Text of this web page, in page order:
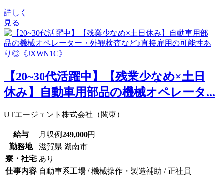
詳しく
見る
【20~30代活躍中】【残業少なめ×土日
休み】自動車用部品の機械オペレータ...
UTエージェント株式会社（関東）
給与 月収例249,000円
勤務地
滋賀県 湖南市
寮・社宅 あり
仕事内容 自動車系工場 / 機械操作・製造補助 / 正社員